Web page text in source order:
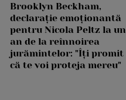
Brooklyn Beckham,
declarație emoționantă
pentru Nicola Peltz la un
an de la reînnoirea
jurămintelor: "Îți promit
că te voi proteja mereu"